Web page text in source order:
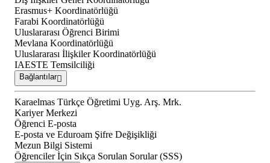
Erasmus+ Koordinatörlüğü
Farabi Koordinatörlüğü
Uluslararası Öğrenci Birimi
Mevlana Koordinatörlüğü
Uluslararası İlişkiler Koordinatörlüğü
IAESTE Temsilciliği
Bağlantılar
Karaelmas Türkçe Öğretimi Uyg. Arş. Mrk.
Kariyer Merkezi
Öğrenci E-posta
E-posta ve Eduroam Şifre Değişikliği
Mezun Bilgi Sistemi
Öğrenciler İçin Sıkça Sorulan Sorular (SSS)